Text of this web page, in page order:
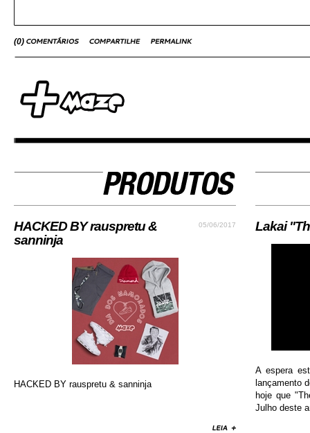
(0)
05/06/2017
HACKED BY rauspretu &
sanninja
HACKED BY rauspretu & sanninja
Lakai
A espera
lançamento
hoje que
Julho deste